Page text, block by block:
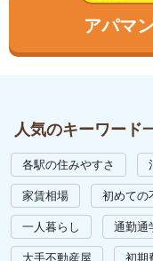
アパマ
人気のキーワード
各駅の住みやすさ
家賃相場 初めての
一人暮らし 通勤通
大手不動産屋 初期